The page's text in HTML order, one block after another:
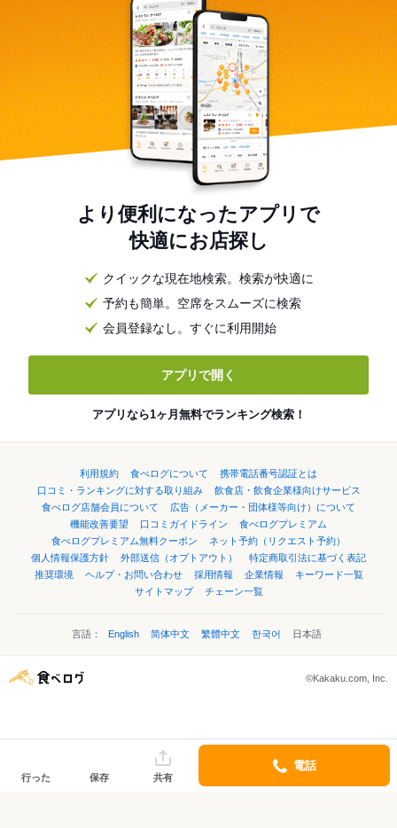
より便利になったアプリで
快適にお店探し
クイックな現在地検索。検索が快適に
予約も簡単。空席をスムーズに検索
会員登録なし。すぐに利用開始
アプリで開く
アプリなら1ヶ月無料でランキング検索！
利用規約 食べログについて
携帯電話番号認証とは
口コミ・ランキングに対する取り組み
飲食店・飲食企業様向けサービス
食べログ店舗会員について
広告（メーカー・団体様等向け）について
機能改善要望
口コミガイドライン
食べログプレミアム
食べログプレミアム無料クーポン
ネット予約（リクエスト予約）
個人情報保護方針
外部送信（オプトアウト）
特定商取引法に基づく表記
推奨環境
ヘルプ・お問い合わせ 採用情報 企業情報
キーワード一覧
サイトマップ
チェーン一覧
言語： English 简体中文 繁體中文 한국어 日本語
©Kakaku.com, Inc.
行った 保存 共有
電話